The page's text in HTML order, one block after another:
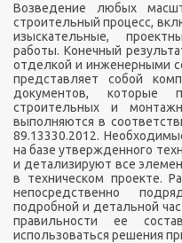
Возведение любых
строительный процесс,
изыскательные,
работы. Конечный
отделкой и инженерными
представляет собой
документов, которые
строительных и
выполняются в
89.13330.2012.
на базе утвержденного
и детализируют все
в техническом проекте.
непосредственно
подробной и детальной
правильности ее
использоваться решения